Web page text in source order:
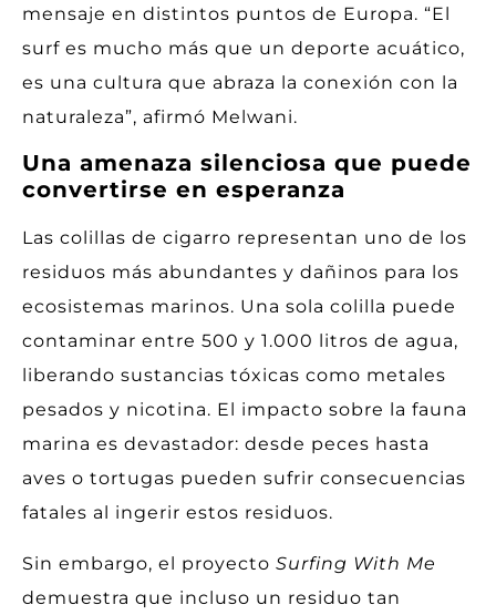
mensaje en distintos puntos de Europa. “El
surf es mucho más que un deporte acuático,
es una cultura que abraza la conexión con la
naturaleza”, afirmó Melwani.
Una amenaza silenciosa que puede
convertirse en esperanza
Las colillas de cigarro representan uno de los
residuos más abundantes y dañinos para los
ecosistemas marinos. Una sola colilla puede
contaminar entre 500 y 1.000 litros de agua,
liberando sustancias tóxicas como metales
pesados y nicotina. El impacto sobre la fauna
marina es devastador: desde peces hasta
aves o tortugas pueden sufrir consecuencias
fatales al ingerir estos residuos.
Sin embargo, el proyecto Surfing With Me
demuestra que incluso un residuo tan